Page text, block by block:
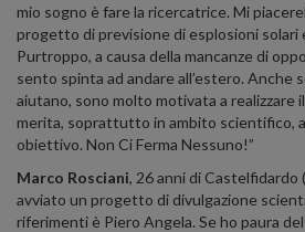
mio sogno è fare la ricercatrice. Mi
progetto di previsione di esplosioni solari
Purtroppo, a causa della mancanze di
sento spinta ad andare all’estero. Anche
aiutano, sono molto motivata a realizzare
merita, soprattutto in ambito scientifico,
obiettivo. Non Ci Ferma Nessuno!”
Marco Rosciani, 26 anni di
avviato un progetto di divulgazione
riferimenti è Piero Angela. Se ho paura